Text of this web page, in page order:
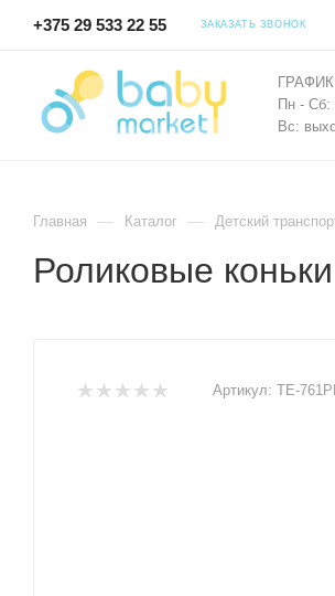
+375 29 533 22 55 ЗАКАЗАТЬ ЗВОНОК
Пн - Сб:
Вс:
Главная — Каталог — Детский
Роликовые
Артикул: TE-